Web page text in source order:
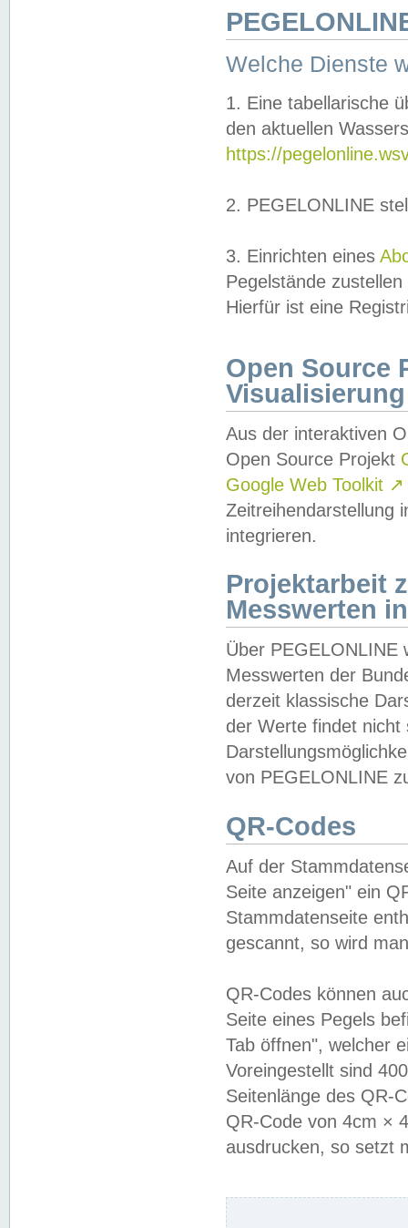
Welche Dienste
1. Eine tabellarische
den aktuellen
https://
2. PEGELONLINE
3. Einrichten eines
Pegelstände
Hierfür ist eine
Open Source
Visualisierung
Aus der interaktiven
Open Source Projekt
Google Web Toolkit ↗
Zeitreihendarstellung
integrieren.
Projektarbeit
Messwerten
Über PEGELONLINE
Messwerten der
derzeit klassische
der Werte findet
von PEGELONLINE
QR-Codes
Auf der
Seite anzeigen" ein
Stammdatenseite
gescannt, so wird
QR-Codes können
Seite eines Pegels
Tab öffnen", welcher
Voreingestellt sind
Seitenlänge des QR-
QR-Code von 4cm ×
ausdrucken, so setzt